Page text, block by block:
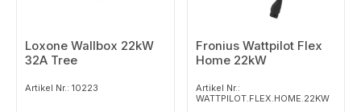
Loxone Wallbox 22kW
32A Tree
Artikel Nr.: 10223
Fronius Wattpilot Flex
Home 22kW
Artikel Nr.:
WATTPILOT.FLEX.HOME.22KW